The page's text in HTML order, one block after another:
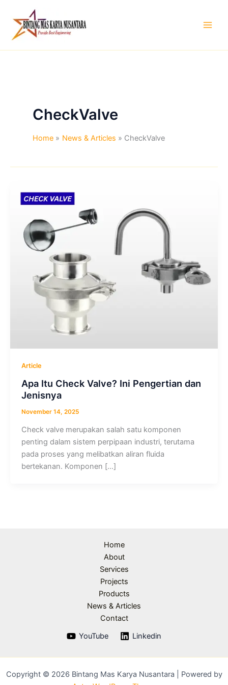
content
CheckValve
Home News & Articles CheckValve
Article
Apa Itu Check Valve? Ini Pengertian dan
Jenisnya
November 14, 2025
Check valve merupakan salah satu komponen
penting dalam sistem perpipaan industri, terutama
pada proses yang melibatkan aliran fluida
bertekanan. Komponen […]
Home
About
Services
Projects
Products
News & Articles
Contact
YouTube
Linkedin
Copyright © 2026 Bintang Mas Karya Nusantara | Powered by